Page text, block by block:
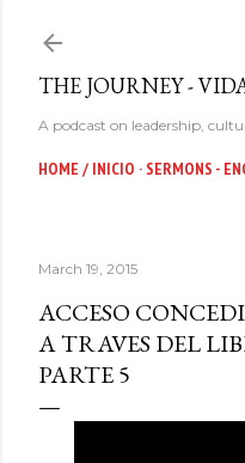
THE JOURNEY -
A podcast on leadership,
HOME / INICIO SERMONS -
March 19, 2015
ACCESO
A TRAVES DEL
PARTE 5